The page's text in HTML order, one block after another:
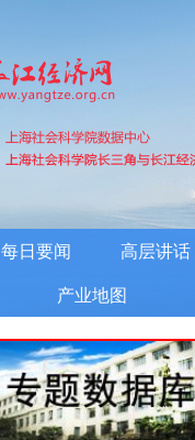
每日要闻 高层讲话
产业地图